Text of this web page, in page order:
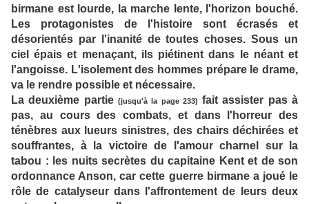
birmane est lourde, la marche lente, l'horizon bouché.
Les protagonistes de l'histoire sont écrasés et
désorientés par l'inanité de toutes choses. Sous un
ciel épais et menaçant, ils piétinent dans le néant et
l'angoisse. L'isolement des hommes prépare le drame,
va le rendre possible et nécessaire.
La deuxième partie (jusqu'à la page 233) fait assister pas à
pas, au cours des combats, et dans l'horreur des
ténèbres aux lueurs sinistres, des chairs déchirées et
souffrantes, à la victoire de l'amour charnel sur la
tabou : les nuits secrètes du capitaine Kent et de son
ordonnance Anson, car cette guerre birmane a joué le
rôle de catalyseur dans l'affrontement de leurs deux